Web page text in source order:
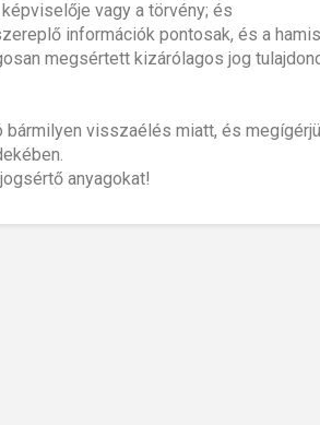
vagy a törvény; és
információk pontosak, és a
megsértett kizárólagos jog
visszaélés miatt, és
anyagokat!